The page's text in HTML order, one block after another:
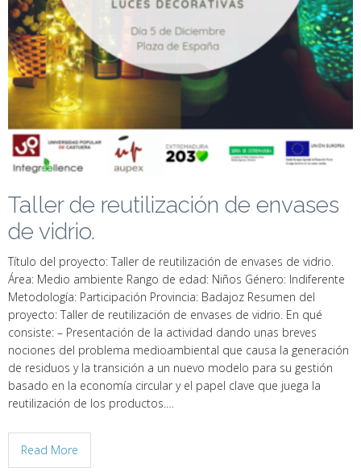
Taller de reutilización de envases
de vidrio.
Título del proyecto: Taller de reutilización de envases de vidrio.
Área: Medio ambiente Rango de edad: Niños Género: Indiferente
Metodología: Participación Provincia: Badajoz Resumen del
proyecto: Taller de reutilización de envases de vidrio. En qué
consiste: – Presentación de la actividad dando unas breves
nociones del problema medioambiental que causa la generación
de residuos y la transición a un nuevo modelo para su gestión
basado en la economía circular y el papel clave que juega la
reutilización de los productos.…
Read More